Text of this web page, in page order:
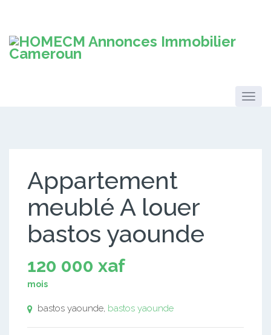
Appartement
meublé A louer
bastos yaounde
120 000 xaf
mois
bastos yaounde, bastos yaounde